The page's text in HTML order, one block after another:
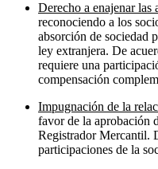
Derecho a enajenar las
reconociendo a los
absorción de sociedad
ley extranjera. De
requiere una
compensación
Impugnación de la
favor de la aprobación
Registrador Mercantil.
participaciones de la